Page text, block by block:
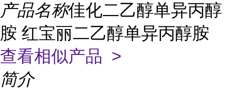
产品名称佳化二乙醇单异丙醇
胺 红宝丽二乙醇单异丙醇胺
查看相似产品 >
简介